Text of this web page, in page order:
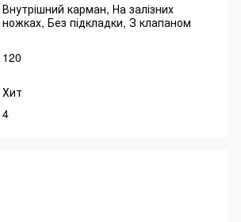
Внутрішний карман, На залізних
ножках, Без підкладки, З клапаном
120
Хит
4